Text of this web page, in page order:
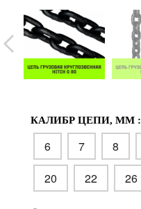
КАЛИБР ЦЕПИ, ММ :
6 7 8
20
22 26